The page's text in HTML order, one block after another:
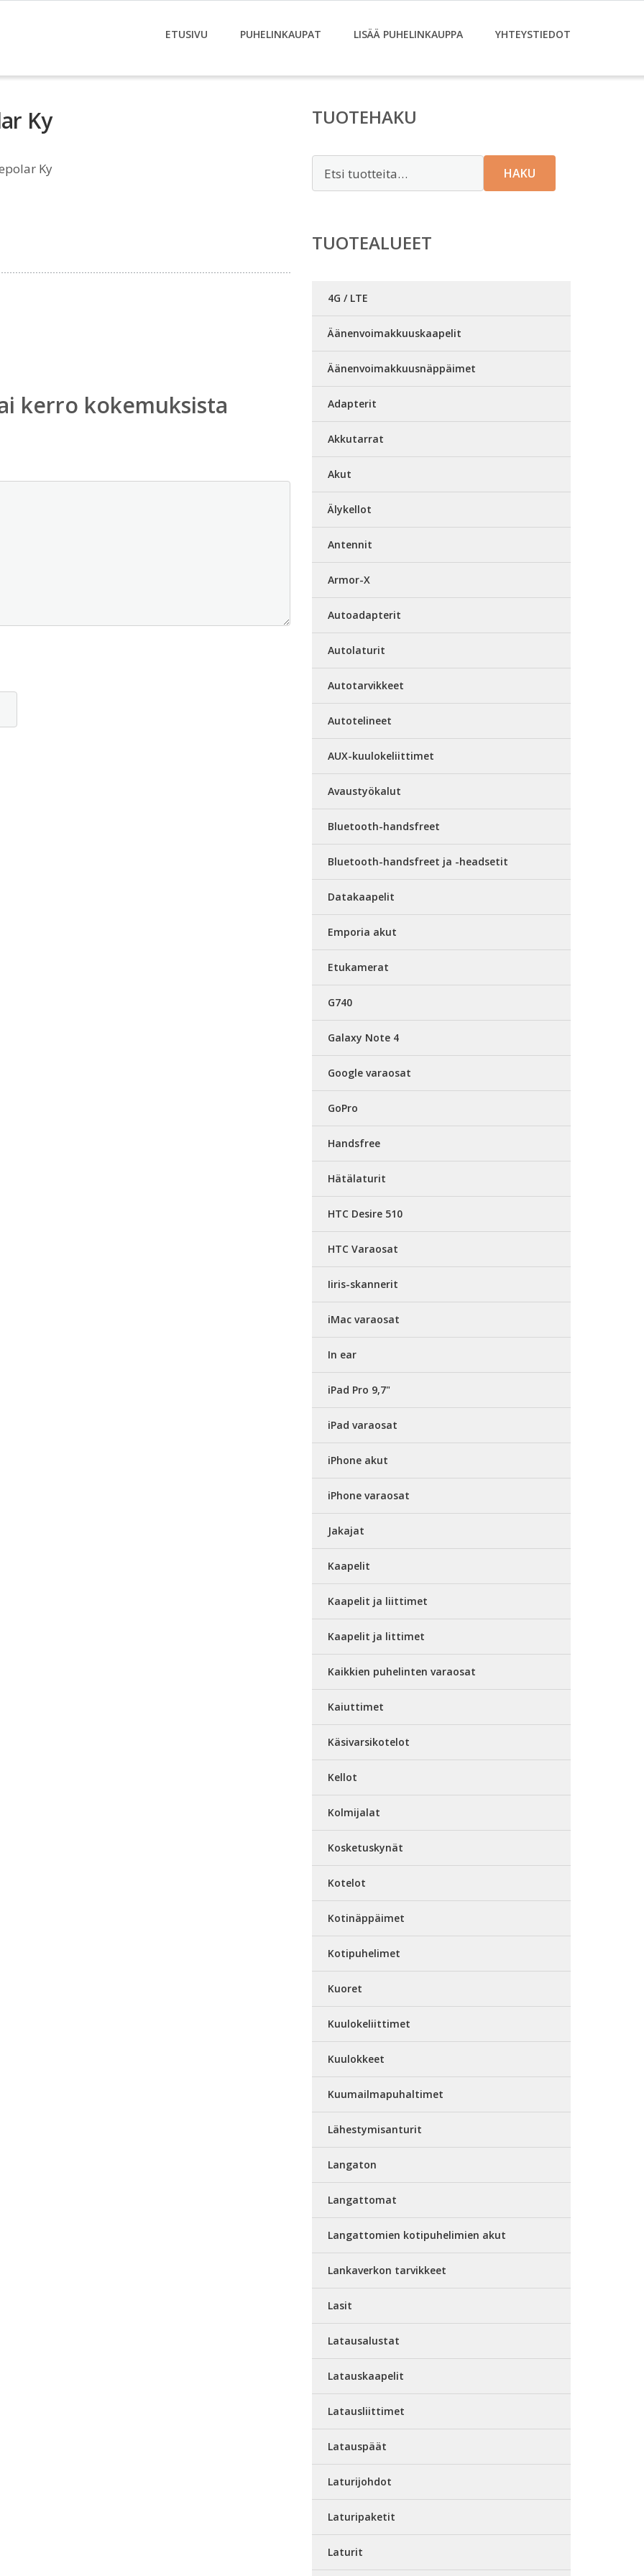
ETUSIVU PUHELINKAUPAT LISÄÄ PUHELINKAUPPA YHTEYSTIEDOT
Ky
Ky
kerro kokemuksista
TUOTEHAKU
HAKU
TUOTEALUEET
4G / LTE
Äänenvoimakkuuskaapelit
Äänenvoimakkuusnäppäimet
Adapterit
Akkutarrat
Akut
Älykellot
Antennit
Armor-X
Autoadapterit
Autolaturit
Autotarvikkeet
Autotelineet
AUX-kuulokeliittimet
Avaustyökalut
Bluetooth-handsfreet
Bluetooth-handsfreet ja -headsetit
Datakaapelit
Emporia akut
Etukamerat
G740
Galaxy Note 4
Google varaosat
GoPro
Handsfree
Hätälaturit
HTC Desire 510
HTC Varaosat
Iiris-skannerit
iMac varaosat
In ear
iPad Pro 9,7"
iPad varaosat
iPhone akut
iPhone varaosat
Jakajat
Kaapelit
Kaapelit ja liittimet
Kaapelit ja littimet
Kaikkien puhelinten varaosat
Kaiuttimet
Käsivarsikotelot
Kellot
Kolmijalat
Kosketuskynät
Kotelot
Kotinäppäimet
Kotipuhelimet
Kuoret
Kuulokeliittimet
Kuulokkeet
Kuumailmapuhaltimet
Lähestymisanturit
Langaton
Langattomat
Langattomien kotipuhelimien akut
Lankaverkon tarvikkeet
Lasit
Latausalustat
Latauskaapelit
Latausliittimet
Latauspäät
Laturijohdot
Laturipaketit
Laturit